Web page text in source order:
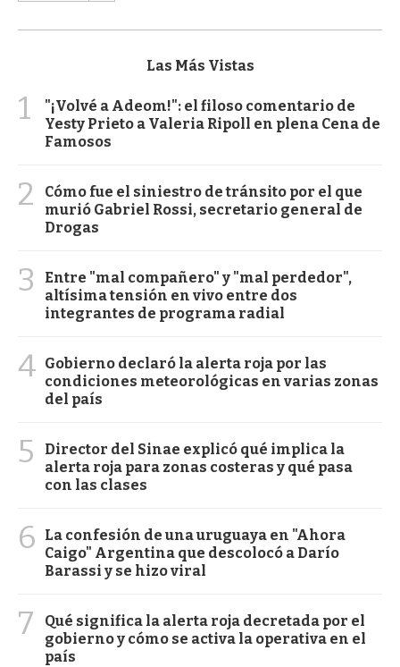
Las Más Vistas
1
"¡Volvé a Adeom!": el filoso comentario de
Yesty Prieto a Valeria Ripoll en plena Cena de
Famosos
2
Cómo fue el siniestro de tránsito por el que
murió Gabriel Rossi, secretario general de
Drogas
3
Entre "mal compañero" y "mal perdedor",
altísima tensión en vivo entre dos
integrantes de programa radial
4 Gobierno declaró la alerta roja por las
condiciones meteorológicas en varias zonas
del país
5
Director del Sinae explicó qué implica la
alerta roja para zonas costeras y qué pasa
con las clases
6
La confesión de una uruguaya en "Ahora
Caigo" Argentina que descolocó a Darío
Barassi y se hizo viral
7
Qué significa la alerta roja decretada por el
gobierno y cómo se activa la operativa en el
país